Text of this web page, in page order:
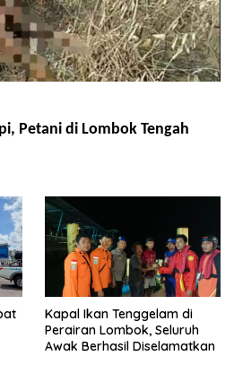
Petani di Lombok Tengah
Kapal Ikan Tenggelam di
Perairan Lombok, Seluruh
Awak Berhasil Diselamatkan